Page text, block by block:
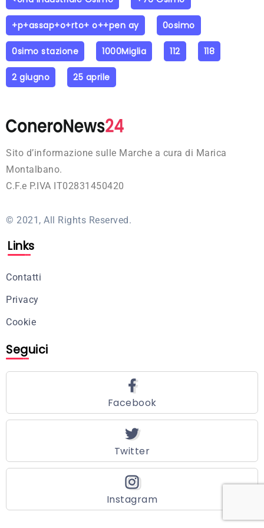
+p+assap+o+rto+ o++pen ay 0osimo
0simo stazione 1000Miglia 112 118
2 giugno 25 aprile
Sito d’informazione sulle Marche a cura di Marica
Montalbano.
C.F.e P.IVA IT02831450420
© 2021, All Rights Reserved.
Links
Contatti
Privacy
Cookie
Seguici
Facebook
Twitter
Instagram